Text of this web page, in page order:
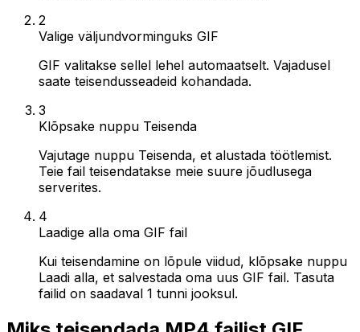
2
Valige väljundvorminguks GIF
GIF valitakse sellel lehel automaatselt. Vajadusel
saate teisendusseadeid kohandada.
3
Klõpsake nuppu Teisenda
Vajutage nuppu Teisenda, et alustada töötlemist.
Teie fail teisendatakse meie suure jõudlusega
serverites.
4
Laadige alla oma GIF fail
Kui teisendamine on lõpule viidud, klõpsake nuppu
Laadi alla, et salvestada oma uus GIF fail. Tasuta
failid on saadaval 1 tunni jooksul.